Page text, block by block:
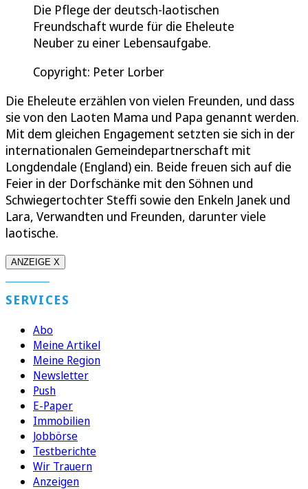
Die Pflege der deutsch-laotischen
Freundschaft wurde für die Eheleute
Neuber zu einer Lebensaufgabe.
Copyright: Peter Lorber
Die Eheleute erzählen von vielen Freunden, und dass
sie von den Laoten Mama und Papa genannt werden.
Mit dem gleichen Engagement setzten sie sich in der
internationalen Gemeindepartnerschaft mit
Longdendale (England) ein. Beide freuen sich auf die
Feier in der Dorfschänke mit den Söhnen und
Schwiegertochter Steffi sowie den Enkeln Janek und
Lara, Verwandten und Freunden, darunter viele
laotische.
ANZEIGE X
SERVICES
Abo
Meine Artikel
Meine Region
Newsletter
Push
E-Paper
Immobilien
Jobbörse
Testberichte
Wir Trauern
Anzeigen